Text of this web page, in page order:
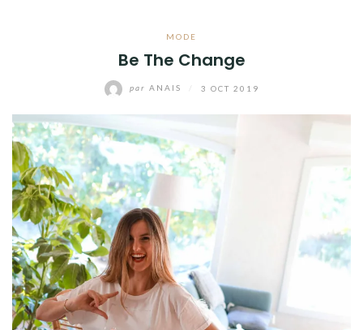
MODE
Be The Change
par ANAIS 3 OCT 2019